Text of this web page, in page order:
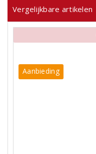
Vergelijkbare artikelen
Aanbieding